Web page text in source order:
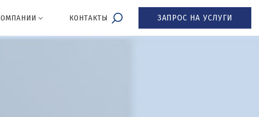
КОНТАКТЫ ЗАПРОС НА УСЛУГИ